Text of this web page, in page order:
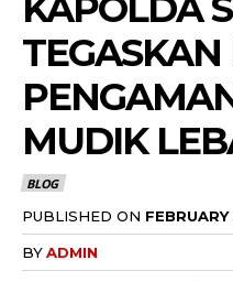
MUDIK
BLOG
PUBLISHED ON
BYADMIN